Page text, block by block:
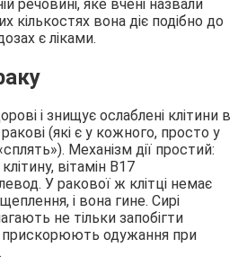
речовині, яке вчені назвали
кількостях вона діє подібно до
є ліками.
і знищує ослаблені клітини в
ракові (які є у кожного, просто у
Механізм дії простий:
вітамін В17
У ракової ж клітці немає
і вона гине. Сирі
не тільки запобігти
прискорюють одужання при